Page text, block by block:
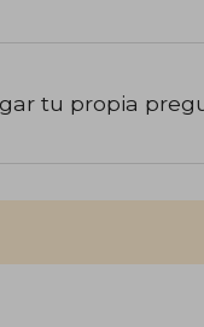
tu propia